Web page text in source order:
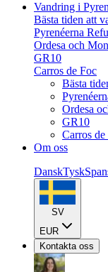
Vandring i
Bästa tiden att
Pyrenéerna
Ordesa och
GR10
Carros de Foc
Bästa
Ordesa
GR10
Carros de
Om oss
DanskTysk
SV
EUR
Kontakta oss